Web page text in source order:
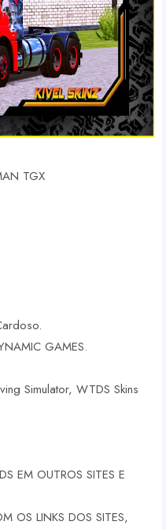
TGX
GAMES.
Simulator, WTDS Skins
EM OUTROS SITES E
OS LINKS DOS SITES,